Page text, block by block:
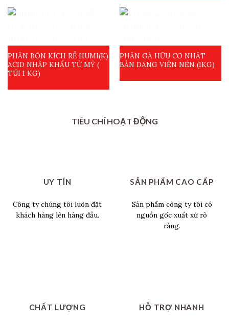
PHÂN BÓN KÍCH RỄ HUMI(K)
ACID NHẬP KHẨU TỪ MỸ (
TÚI 1 KG)
PHÂN GÀ HỮU CƠ NHẬT
BẢN DẠNG VIÊN NÉN (1KG)
TIÊU CHÍ HOẠT ĐỘNG
UY TÍN
Công ty chúng tôi luôn đặt
khách hàng lên hàng đầu.
SẢN PHẨM CAO CẤP
Sản phẩm công ty tôi có
nguồn gốc xuất xứ rõ
ràng.
CHẤT LƯỢNG HỖ TRỢ NHANH